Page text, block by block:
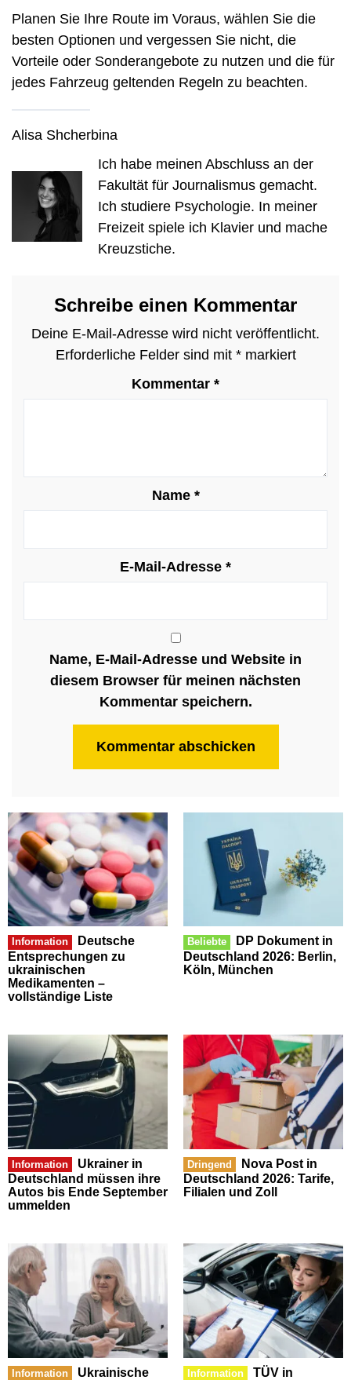
Planen Sie Ihre Route im Voraus, wählen Sie die
besten Optionen und vergessen Sie nicht, die
Vorteile oder Sonderangebote zu nutzen und die für
jedes Fahrzeug geltenden Regeln zu beachten.
Alisa Shcherbina
Ich habe meinen Abschluss an der
Fakultät für Journalismus gemacht.
Ich studiere Psychologie. In meiner
Freizeit spiele ich Klavier und mache
Kreuzstiche.
Schreibe einen Kommentar
Deine E-Mail-Adresse wird nicht veröffentlicht.
Erforderliche Felder sind mit *markiert
Kommentar *
Name *
E-Mail-Adresse *
Name, E-Mail-Adresse und Website in
diesem Browser für meinen nächsten
Kommentar speichern.
Information
Deutsche
Entsprechungen zu
ukrainischen
Medikamenten –
vollständige Liste
Beliebte
DP Dokument in
Deutschland 2026: Berlin,
Köln, München
Information
Ukrainer in
Deutschland müssen ihre
Autos bis Ende September
ummelden
Dringend
Nova Post in
Deutschland 2026: Tarife,
Filialen und Zoll
Information
Ukrainische
Information
TÜV in